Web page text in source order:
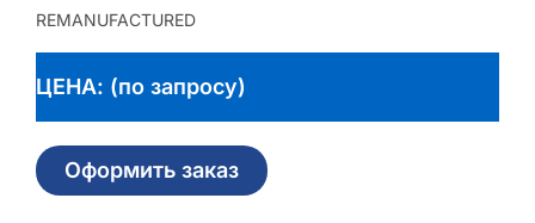
REMANUFACTURED
ЦЕНА: (по запросу)
Оформить заказ